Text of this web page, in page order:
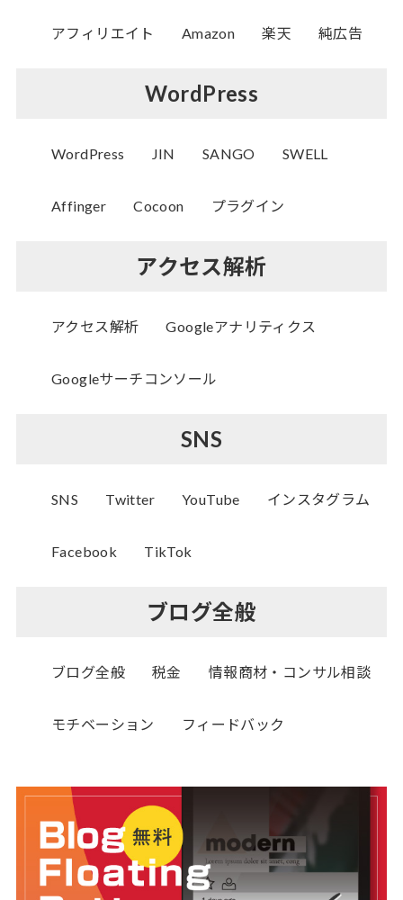
アフィリエイト Amazon 楽天 純広告
WordPress
WordPress JIN SANGO SWELL
Affinger Cocoon プラグイン
アクセス解析
アクセス解析 Googleアナリティクス
Googleサーチコンソール
SNS
SNS Twitter YouTube インスタグラム
Facebook TikTok
ブログ全般
ブログ全般 税金 情報商材・コンサル相談
モチベーション フィードバック